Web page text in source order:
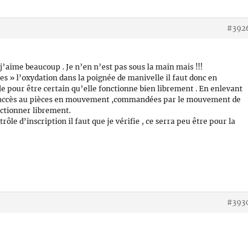
beaucoup . Je n’en n’est pas sous la main mais !!!
» l’oxydation dans la poignée de manivelle il faut donc en
pour être certain qu’elle fonctionne bien librement . En enlevant
au pièces en mouvement ,commandées par le mouvement de
librement.
d’inscription il faut que je vérifie , ce serra peu être pour la